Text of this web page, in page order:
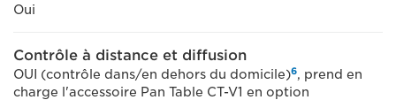
Oui
Contrôle à distance et diffusion
OUI (contrôle dans/en dehors du domicile)6, prend en
charge l'accessoire Pan Table CT-V1 en option